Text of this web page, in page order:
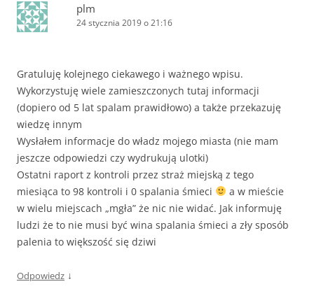
plm
24 stycznia 2019 o 21:16
Gratuluję kolejnego ciekawego i ważnego wpisu.
Wykorzystuję wiele zamieszczonych tutaj informacji
(dopiero od 5 lat spalam prawidłowo) a także przekazuję
wiedzę innym
Wysłałem informacje do władz mojego miasta (nie mam
jeszcze odpowiedzi czy wydrukują ulotki)
Ostatni raport z kontroli przez straż miejską z tego
miesiąca to 98 kontroli i 0 spalania śmieci
a w mieście
w wielu miejscach „mgła” że nic nie widać. Jak informuję
ludzi że to nie musi być wina spalania śmieci a zły sposób
palenia to większość się dziwi
Odpowiedz ↓